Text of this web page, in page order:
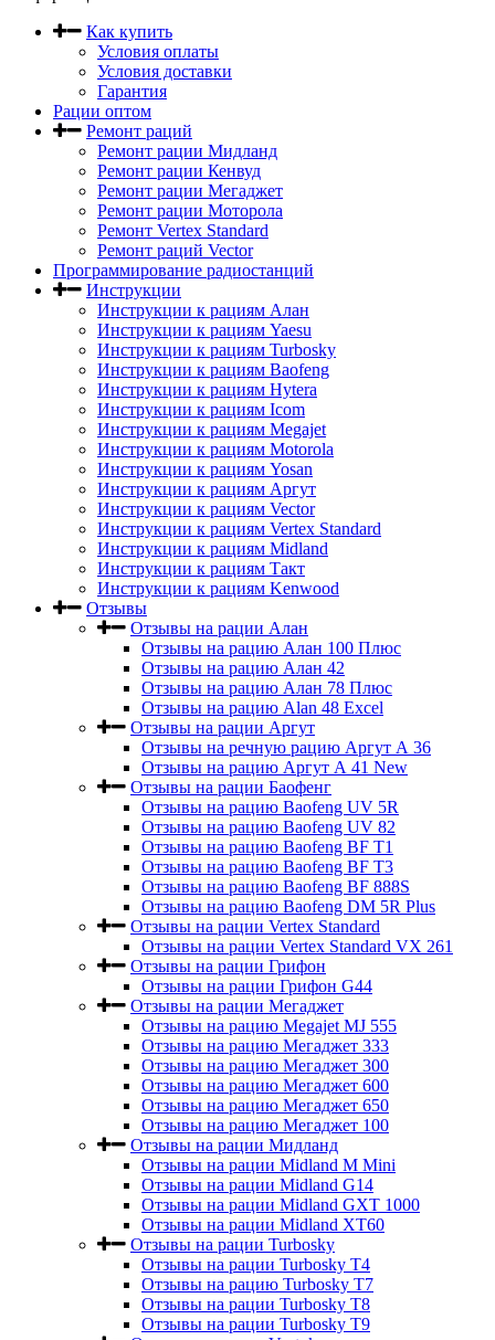
Как купить
Условия оплаты
Условия доставки
Гарантия
Рации оптом
Ремонт раций
Ремонт рации Мидланд
Ремонт рации Кенвуд
Ремонт рации Мегаджет
Ремонт рации Моторола
Ремонт Vertex Standard
Ремонт раций Vector
Программирование радиостанций
Инструкции
Инструкции к рациям Алан
Инструкции к рациям Yaesu
Инструкции к рациям Turbosky
Инструкции к рациям Baofeng
Инструкции к рациям Hytera
Инструкции к рациям Icom
Инструкции к рациям Megajet
Инструкции к рациям Motorola
Инструкции к рациям Yosan
Инструкции к рациям Аргут
Инструкции к рациям Vector
Инструкции к рациям Vertex Standard
Инструкции к рациям Midland
Инструкции к рациям Такт
Инструкции к рациям Kenwood
Отзывы
Отзывы на рации Алан
Отзывы на рацию Алан 100 Плюс
Отзывы на рацию Алан 42
Отзывы на рацию Алан 78 Плюс
Отзывы на рацию Alan 48 Excel
Отзывы на рации Аргут
Отзывы на речную рацию Аргут А 36
Отзывы на рацию Аргут А 41 New
Отзывы на рации Баофенг
Отзывы на рацию Baofeng UV 5R
Отзывы на рацию Baofeng UV 82
Отзывы на рацию Baofeng BF T1
Отзывы на рацию Baofeng BF T3
Отзывы на рацию Baofeng BF 888S
Отзывы на рацию Baofeng DM 5R Plus
Отзывы на рации Vertex Standard
Отзывы на рации Vertex Standard VX 261
Отзывы на рации Грифон
Отзывы на рации Грифон G44
Отзывы на рации Мегаджет
Отзывы на рацию Megajet MJ 555
Отзывы на рацию Мегаджет 333
Отзывы на рацию Мегаджет 300
Отзывы на рацию Мегаджет 600
Отзывы на рацию Мегаджет 650
Отзывы на рацию Мегаджет 100
Отзывы на рации Мидланд
Отзывы на рации Midland M Mini
Отзывы на рации Midland G14
Отзывы на рации Midland GXT 1000
Отзывы на рации Midland XT60
Отзывы на рации Turbosky
Отзывы на рации Turbosky T4
Отзывы на рацию Turbosky T7
Отзывы на рации Turbosky T8
Отзывы на рации Turbosky T9